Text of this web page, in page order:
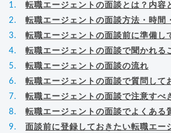
転職エージェントの面談とは？内容
転職エージェントの面談方法・時間
転職エージェントの面談前に準備し
転職エージェントの面談で聞かれる
転職エージェントの面談の流れ
転職エージェントの面談で質問して
転職エージェントの面談で注意すべ
転職エージェントの面談でよくある
面談前に登録しておきたい転職エー